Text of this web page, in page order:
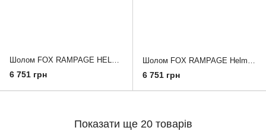
Шолом FOX RAMPAGE HELMET [Black], XXL
6 751 грн
Шолом FOX RAMPAGE Helmet [Flo Yellow], L
6 751 грн
Показати ще 20 товарів